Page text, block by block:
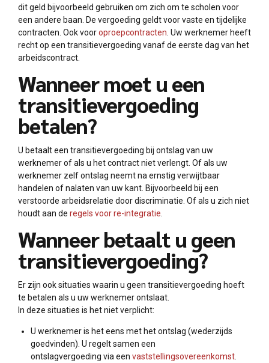
dit geld bijvoorbeeld gebruiken om zich om te scholen voor
een andere baan. De vergoeding geldt voor vaste en tijdelijke
contracten. Ook vooroproepcontracten . Uw werknemer heeft
recht op een transitievergoeding vanaf de eerste dag van het
arbeidscontract.
Wanneer moet u een
transitievergoeding
betalen?
U betaalt een transitievergoeding bij ontslag van uw
werknemer of als u het contract niet verlengt. Of als uw
werknemer zelf ontslag neemt na ernstig verwijtbaar
handelen of nalaten van uw kant. Bijvoorbeeld bij een
verstoorde arbeidsrelatie door discriminatie. Of als u zich niet
houdt aan de regels voor re-integratie
Wanneer betaalt u geen
transitievergoeding?
Er zijn ook situaties waarin u geen transitievergoeding hoeft
te betalen als u uw werknemer ontslaat.
In deze situaties is het niet verplicht:
U werknemer is het eens met het ontslag (wederzijds
goedvinden). U regelt samen een
ontslagvergoeding via een vaststellingsovereenkomst